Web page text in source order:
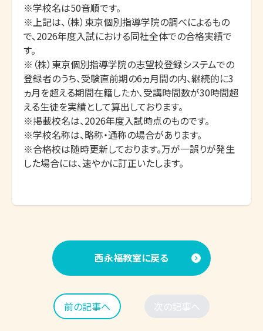
※学校名は50音順です。
※上記は、（株）東京個別指導学院の調べによるもの
で、2026年度入試における同社全体での合格実績で
す。
※（株）東京個別指導学院の志望校登録システムでの
登録者のうち、受験直前期の6ヵ月間の内、継続的に3
ヵ月を超える期間在籍したか、受講時間数が30時間超
える生徒を実績として算出しております。
※掲載校名は、2026年度入試時点のものです。
※学校名称は、略称・通称の場合があります。
※合格校は随時更新しております。万が一誤りが発生
した場合には、速やかに訂正いたします。
西永福教室に戻る
前の記事へ 次の記事へ